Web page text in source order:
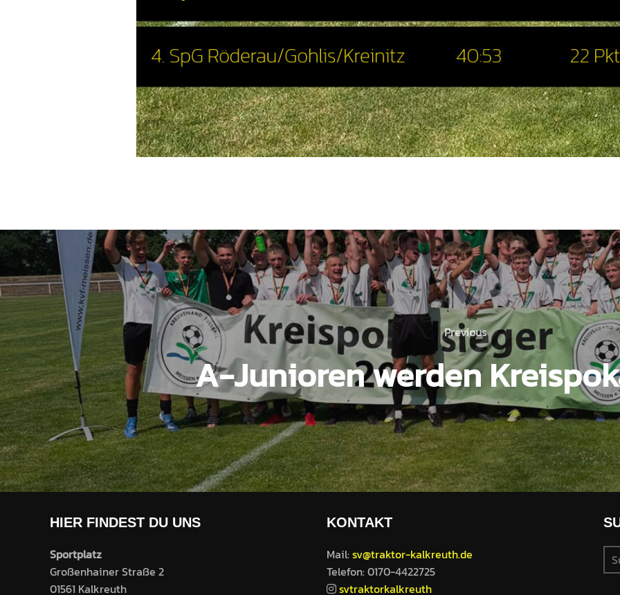
Previous
A-Junioren werden
HIER FINDEST DU UNS
Sportplatz
Großenhainer Straße 2
01561 Kalkreuth
KONTAKT
Mail:sv@traktor-kalkreuth.de
Telefon: 0170-4422725
svtraktorkalkreuth